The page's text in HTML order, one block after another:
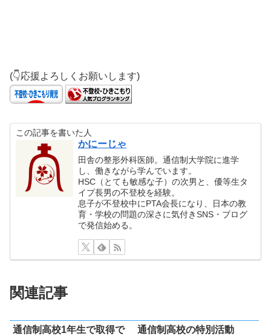
(👇応援よろしくお願いします)
この記事を書いた人
かにーじゃ
田舎の整形外科医師。通信制大学院に進学
し、働きながら学んでいます。
HSC（とても敏感な子）の次男と、優等生タ
イプ長男の不登校を経験。
息子が不登校中にPTA会長になり、日本の教
育・学校の問題の深さに気付きSNS・ブログ
で発信始める。
関連記事
通信制高校1年生で取得で
通信制高校の特別活動